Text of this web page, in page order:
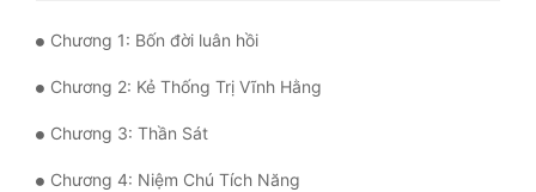
Chương 1: Bốn đời luân hồi
Chương 2: Kẻ Thống Trị Vĩnh Hằng
Chương 3: Thần Sát
Chương 4: Niệm Chú Tích Năng